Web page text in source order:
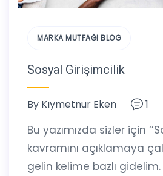
MARKA MUTFAĞI BLOG
Sosyal Girişimcilik
By Kıymetnur Eken 1
Bu yazımızda sizler için
kavramını açıklamaya
gelin kelime bazlı gidelim.